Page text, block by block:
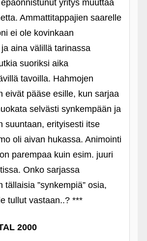
yritys muuttaa
Ammattitappajien saarelle
ei ole kovinkaan
aina välillä tarinassa
suoriksi aika
tavoilla. Hahmojen
eivät pääse esille, kun sarjaa
selvästi synkempään ja
suuntaan, erityisesti itse
oli aivan hukassa. Animointi
parempaa kuin esim. juuri
Onko sarjassa
tällaisia ”synkempiä” osia,
tullut vastaan..? ***
2000